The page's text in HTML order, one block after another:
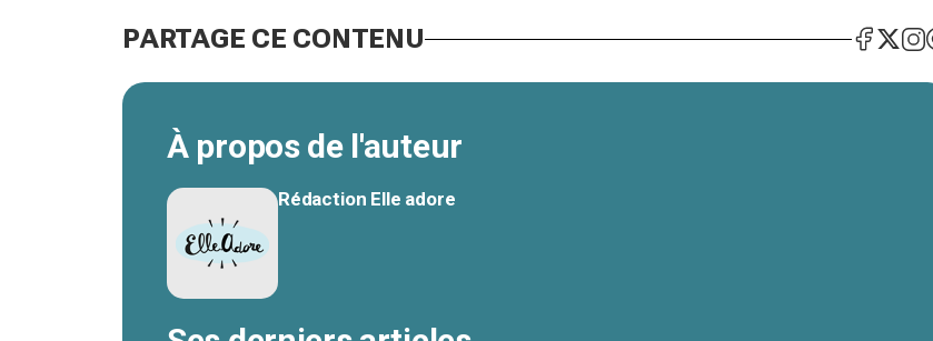
PARTAGE CE CONTENU
À propos de l'auteur
Rédaction Elle adore